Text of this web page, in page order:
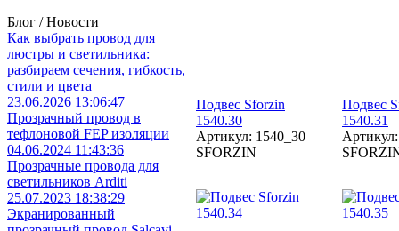
Блог / Новости
Как выбрать провод для
люстры и светильника:
разбираем сечения, гибкость,
стили и цвета
23.06.2026 13:06:47
Прозрачный провод в
тефлоновой FEP изоляции
04.06.2024 11:43:36
Прозрачные провода для
светильников Arditi
25.07.2023 18:38:29
Экранированный
Подвес Sforzin
1540.30
Артикул: 1540_30
SFORZIN
Подвес
1540.31